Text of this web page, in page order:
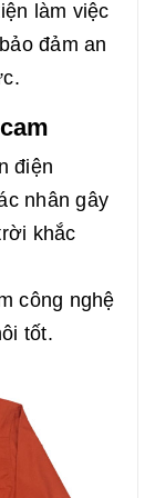
làm việc
đảm an
điện
nhân gây
khắc
công nghệ
tốt.